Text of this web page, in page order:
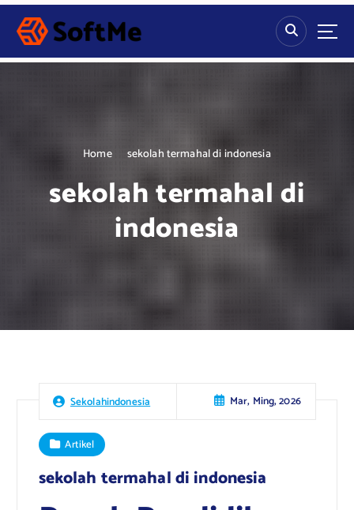
S
p
Home sekolah termahal di indonesia
sekolah termahal di
indonesia
Sekolahindonesia Mar, Ming, 2026
Artikel
sekolah termahal di indonesia